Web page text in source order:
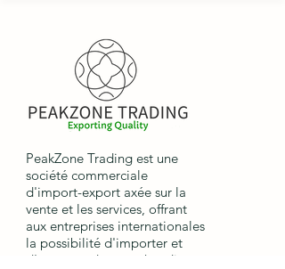
PeakZone Trading est une
société commerciale
d'import-export axée sur la
vente et les services, offrant
aux entreprises internationales
la possibilité d'importer et
d'exporter des marchandises.